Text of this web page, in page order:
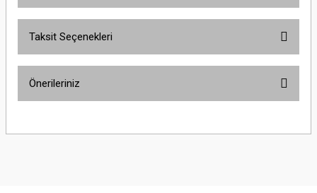
Taksit Seçenekleri
Önerileriniz
yetersiz gördüğünüz noktaları öneri formunu kullanarak tarafımıza